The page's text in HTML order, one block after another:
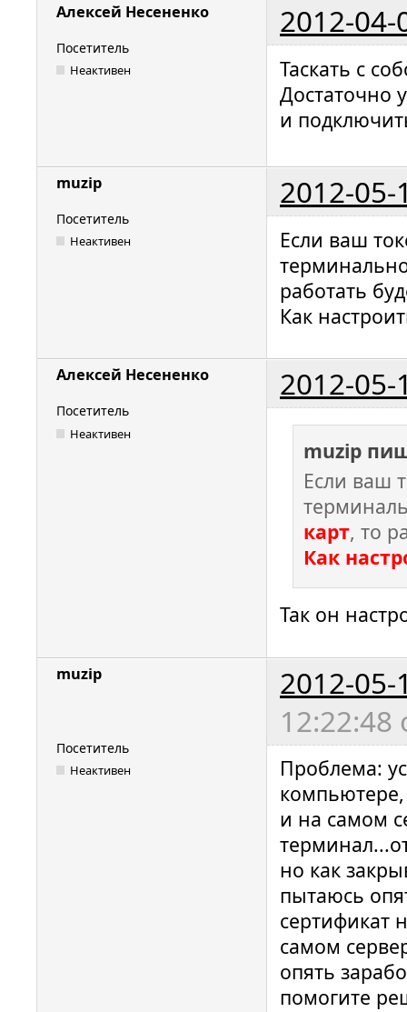
Алексей Несененко 2012-04-
Посетитель
Неактивен
Таскать с
Достаточно
и
muzip 2012-05-
Посетитель
Неактивен
Если ваш
работать
Как
Алексей Несененко 2012-05-
Посетитель
Неактивен
muzip
Если ваш
карт, то
Как
Так он
muzip
2012-05-
12:22:48
Посетитель
Неактивен
Проблема:
компьютере,
и на самом
но как
пытаюсь
сертификат
самом
опять
помогите